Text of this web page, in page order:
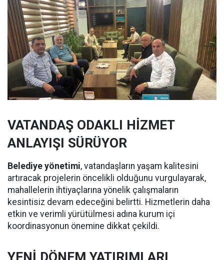
VATANDAŞ ODAKLI HİZMET
ANLAYIŞI SÜRÜYOR
Belediye yönetimi, vatandaşların yaşam kalitesini
artıracak projelerin öncelikli olduğunu vurgulayarak,
mahallelerin ihtiyaçlarına yönelik çalışmaların
kesintisiz devam edeceğini belirtti. Hizmetlerin daha
etkin ve verimli yürütülmesi adına kurum içi
koordinasyonun önemine dikkat çekildi.
YENİ DÖNEM YATIRIMLARI